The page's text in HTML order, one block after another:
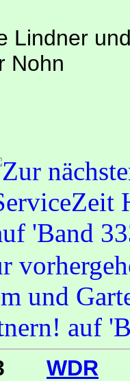
Lindner
Nohn
WDR